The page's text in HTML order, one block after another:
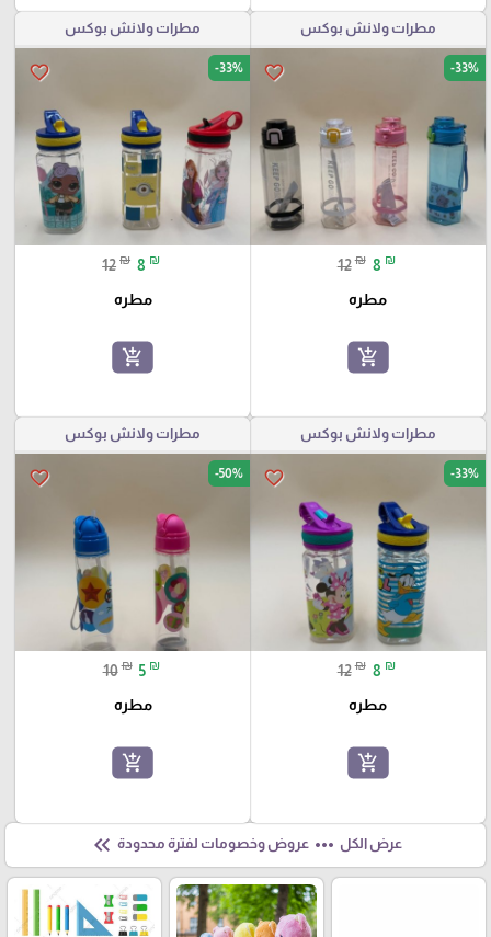
مطرات ولانش بوكس
favorite_border -33%
12 ₪ 8 ₪
مطره
add_shopping_cart
مطرات ولانش بوكس
favorite_border -33%
12 ₪ 8 ₪
مطره
add_shopping_cart
مطرات ولانش بوكس
favorite_border -33%
12 ₪ 8 ₪
مطره
add_shopping_cart
مطرات ولانش بوكس
favorite_border -50%
10 ₪ 5 ₪
مطره
add_shopping_cart
عرض الكل more_horiz عروض وخصومات لفترة محدودة keyboard_double_arrow_left